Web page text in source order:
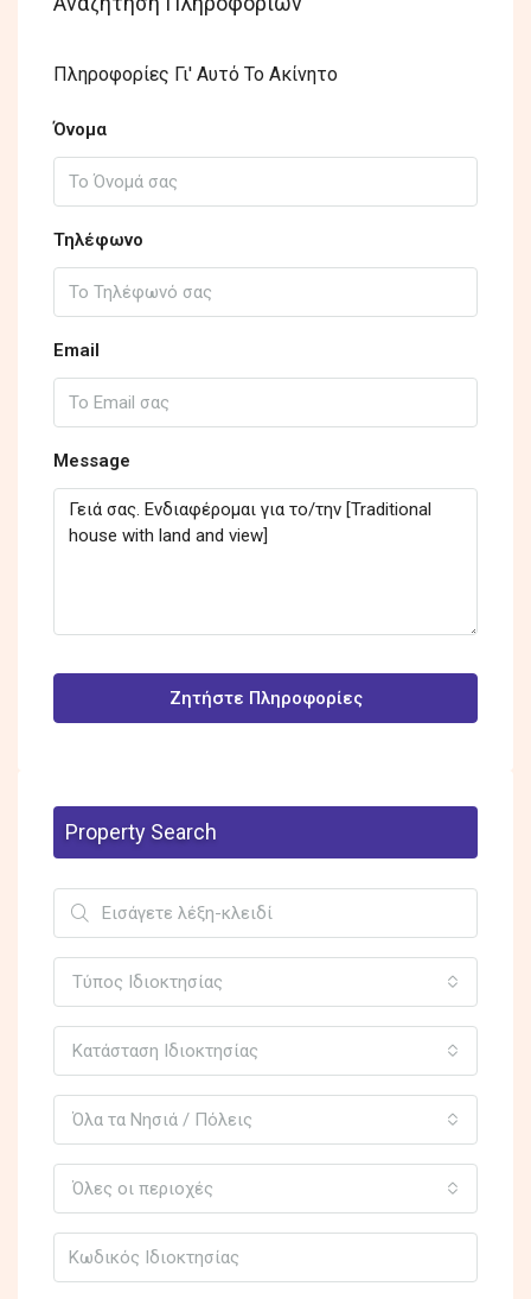
Πληροφορίες Γι' Αυτό Το Ακίνητο
Όνομα
Τηλέφωνο
Email
Message
Ζητήστε Πληροφορίες
Property Search
Τύπος Ιδιοκτησίας
Κατάσταση Ιδιοκτησίας
Όλα τα Νησιά / Πόλεις
Όλες οι περιοχές